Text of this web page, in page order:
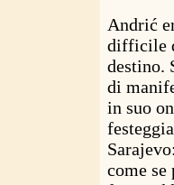
Andrić
difficile
destino.
di
in suo
come